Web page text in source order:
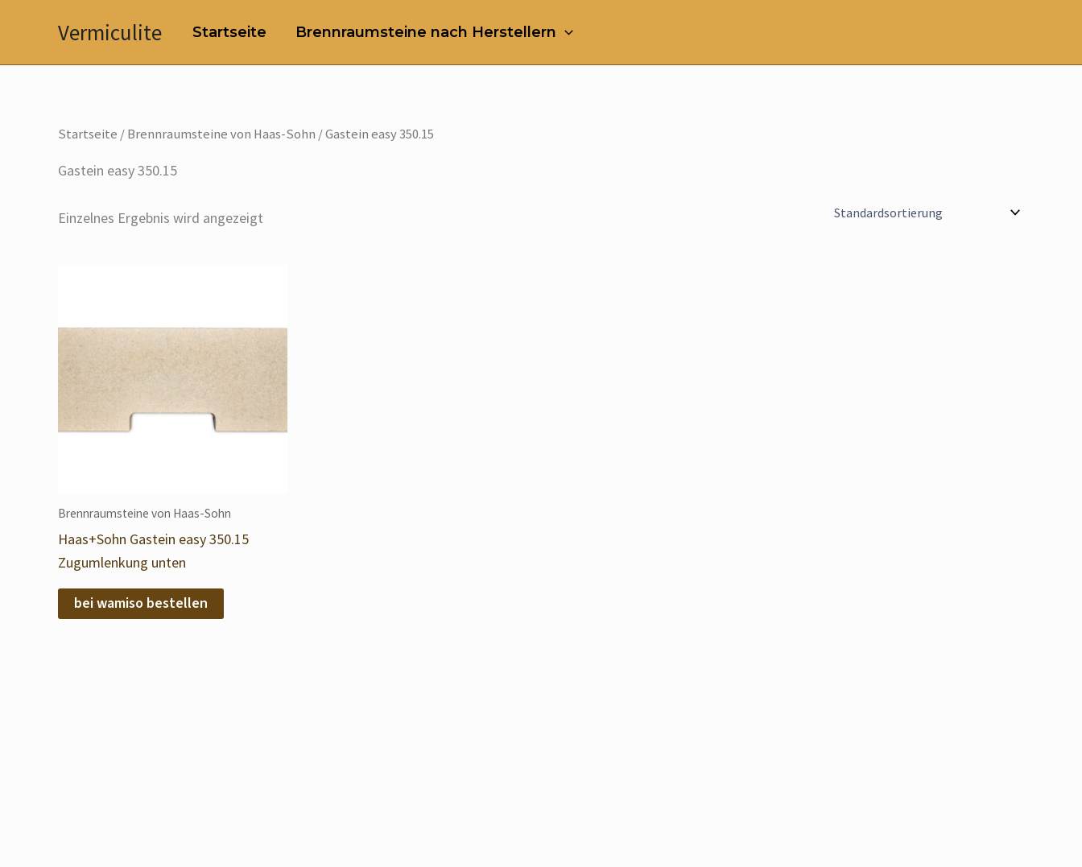
Vermiculite Startseite Brennraumsteine nach Herstellern
Startseite /Brennraumsteine von Haas-Sohn / Gastein easy 350.15
Gastein easy 350.15
Einzelnes Ergebnis wird angezeigt
Brennraumsteine von Haas-Sohn
Haas+Sohn Gastein easy 350.15
Zugumlenkung unten
bei wamiso bestellen